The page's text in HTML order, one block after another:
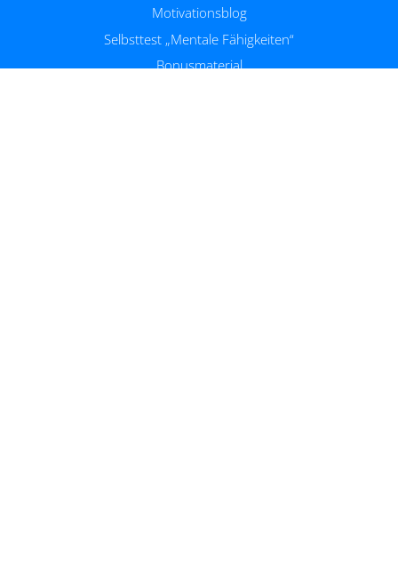
Motivationsblog
Selbsttest „Mentale Fähigkeiten“
Bonusmaterial